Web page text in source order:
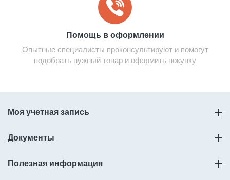
Помощь в оформлении
Опытные специалисты проконсультируют и помогут
подобрать нужный товар и оформить покупку
Моя учетная запись
Документы
Полезная информация